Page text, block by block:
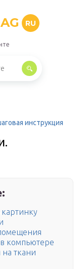
RU
инструкция
картинку
компьютере
ткани